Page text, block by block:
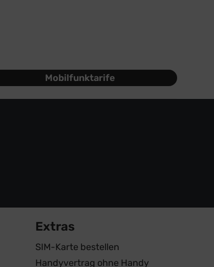
Mobilfunktarife
Extras
SIM-Karte bestellen
Handyvertrag ohne Handy